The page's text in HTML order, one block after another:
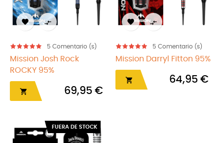
 
5 Comentario (s)
Mission Josh Rock
ROCKY 95%
 69,95 €
 
5 Comentario (s)
Mission Darryl Fitton 95%
 64,95 €
FUERA DE STOCK